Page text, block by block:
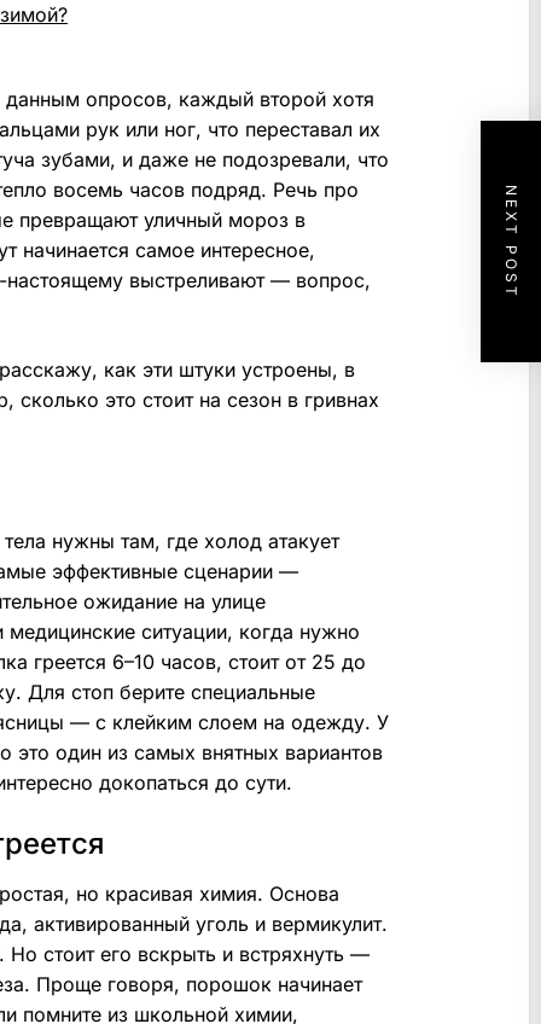
данным опросов, каждый второй хотя
рук или ног, что переставал их
зубами, и даже не подозревали, что
восемь часов подряд. Речь про
превращают уличный мороз в
начинается самое интересное,
настоящему выстреливают — вопрос,
как эти штуки устроены, в
сколько это стоит на сезон в гривнах
нужны там, где холод атакует
эффективные сценарии —
ожидание на улице
ситуации, когда нужно
греется 6–10 часов, стоит от 25 до
Для стоп берите специальные
— с клейким слоем на одежду. У
это один из самых внятных вариантов
докопаться до сути.
но красивая химия. Основа
активированный уголь и вермикулит.
Но стоит его вскрыть и встряхнуть —
Проще говоря, порошок начинает
помните из школьной химии,
NEXT POST